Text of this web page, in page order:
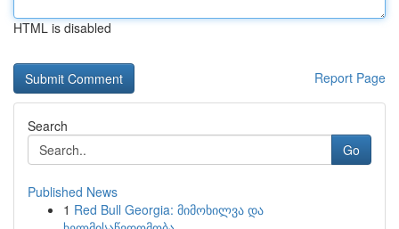
HTML is disabled
Report Page
Search
Go
Published News
1 Red Bull Georgia: მიმოხილვა და